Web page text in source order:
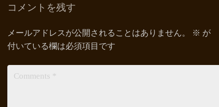
コメントを残す
メールアドレスが公開されることはありません。 ※ が
付いている欄は必須項目です